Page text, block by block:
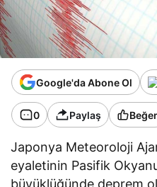
Google'da Abone Ol
0 Paylaş
Japonya Meteoroloji
eyaletinin Pasifik
büyüklüğünde deprem